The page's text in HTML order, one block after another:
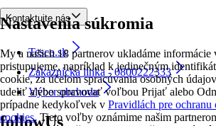
Nastavenia súkromia
My a našich 18 partnerov ukladáme informácie
pristupujeme, napríklad k jedinečným
cookie, za účelom spracúvania osobných
udeliť alebo spravovať voľbou Prijať alebo
prípadne kedykoľvek v Pravidlách pre ochranu
cookies. Tieto voľby oznámime našim
Kontaktujte nás
Tesco.sk
Zákaznícka linka - 0800222333
Výber obchodu
followUs